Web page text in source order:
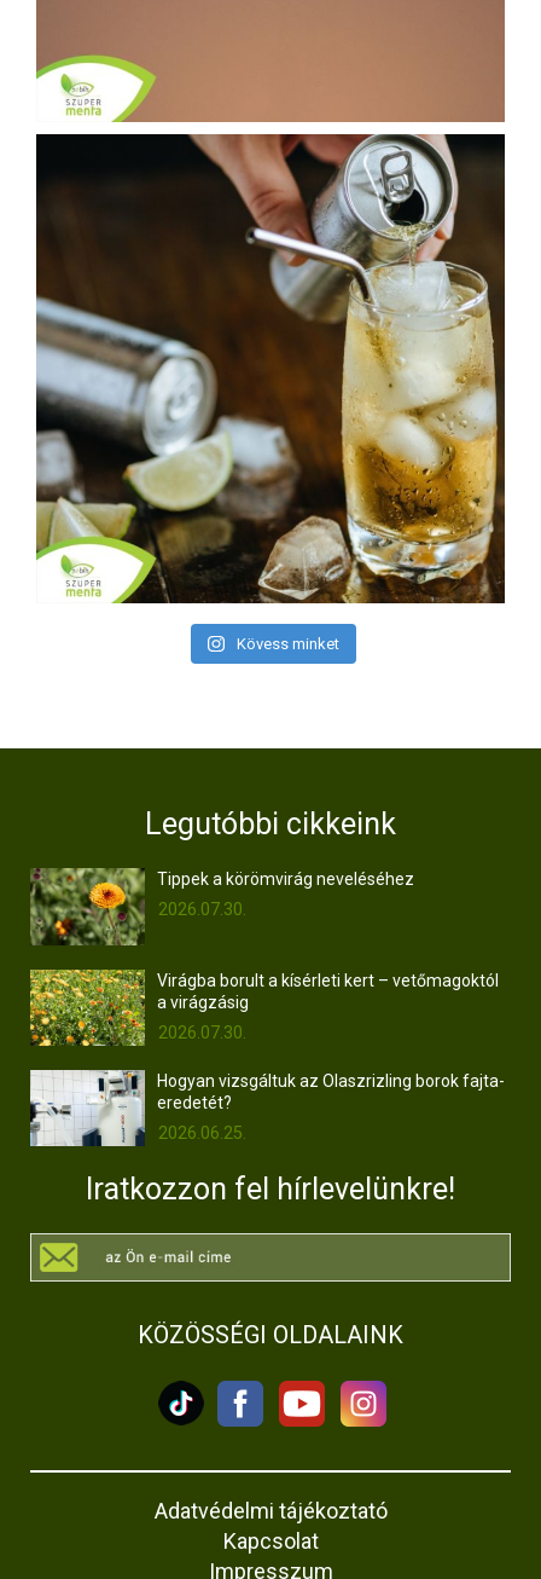
Kövess minket
Legutóbbi cikkeink
Tippek a körömvirág neveléséhez
2026.07.30.
Virágba borult a kísérleti kert – vetőmagoktól
a virágzásig
2026.07.30.
Hogyan vizsgáltuk az Olaszrizling borok fajta-
eredetét?
2026.06.25.
Iratkozzon fel hírlevelünkre!
KÖZÖSSÉGI OLDALAINK
Adatvédelmi tájékoztató
Kapcsolat
Impresszum